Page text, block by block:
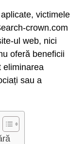
victimele
crown.com
ul web, nici
oferă beneficii
eliminarea
sau a